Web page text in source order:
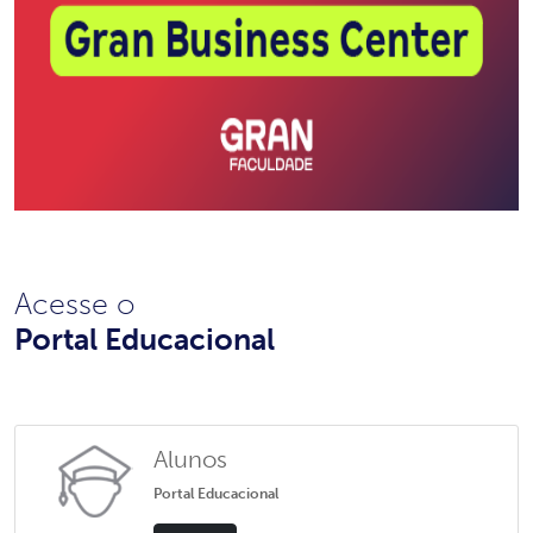
Acesse o
Portal Educacional
Alunos
Portal Educacional